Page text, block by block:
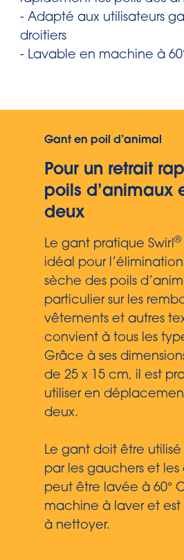
- Adapté aux utilisateurs
droitiers
- Lavable en machine à
Gant en poil d’animal
Pour un retrait
poils d’animaux
deux
Le gant pratique Swirl®
idéal pour
sèche des poils
particulier sur les
vêtements et autres
convient à tous les
Grâce à ses
de 25 x 15 cm, il est
utiliser en
deux.
Le gant doit être
par les gauchers et les
peut être lavée à 60°
machine à laver et
à nettoyer.